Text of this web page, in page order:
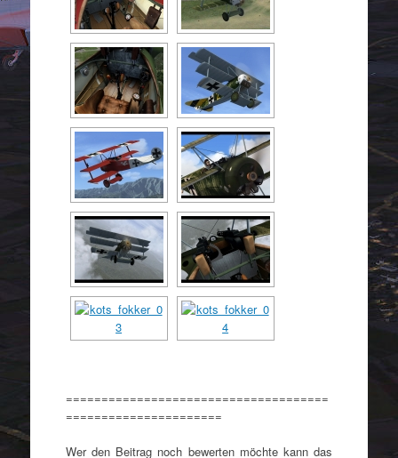
=====================================
======================
Wer den Beitrag noch bewerten möchte kann das